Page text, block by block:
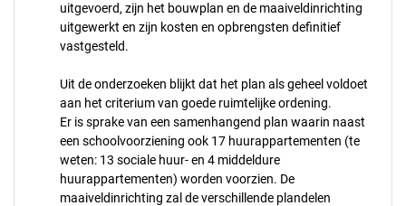
uitgevoerd, zijn het bouwplan en de maaiveldinrichting
uitgewerkt en zijn kosten en opbrengsten definitief
vastgesteld.
Uit de onderzoeken blijkt dat het plan als geheel voldoet
aan het criterium van goede ruimtelijke ordening.
Er is sprake van een samenhangend plan waarin naast
een schoolvoorziening ook 17 huurappartementen (te
weten: 13 sociale huur- en 4 middeldure
huurappartementen) worden voorzien. De
maaiveldinrichting zal de verschillende plandelen